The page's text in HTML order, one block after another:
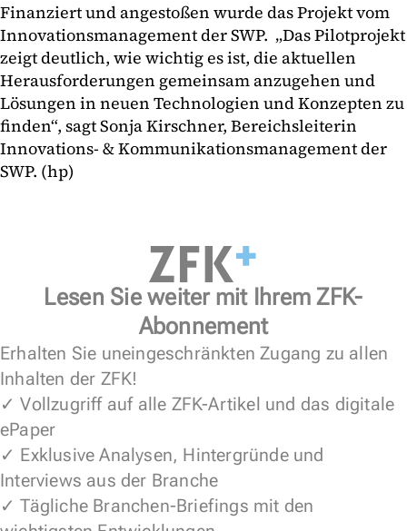
Finanziert und angestoßen wurde das Projekt vom
Innovationsmanagement der SWP. „Das Pilotprojekt
zeigt deutlich, wie wichtig es ist, die aktuellen
Herausforderungen gemeinsam anzugehen und
Lösungen in neuen Technologien und Konzepten zu
finden“, sagt Sonja Kirschner, Bereichsleiterin
Innovations- & Kommunikationsmanagement der
SWP. (hp)
Lesen Sie weiter mit Ihrem ZFK-
Abonnement
Erhalten Sie uneingeschränkten Zugang zu allen
Inhalten der ZFK!
✓ Vollzugriff auf alle ZFK-Artikel und das digitale
ePaper
✓ Exklusive Analysen, Hintergründe und
Interviews aus der Branche
✓ Tägliche Branchen-Briefings mit den